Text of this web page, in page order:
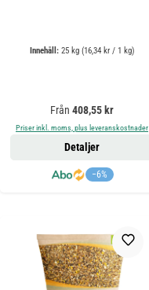
Innehåll: 25 kg (16,34 kr / 1 kg)
Ordinarie pris:
Från 408,55 kr
Priser inkl. moms, plus leveranskostnader
−6%
Detaljer